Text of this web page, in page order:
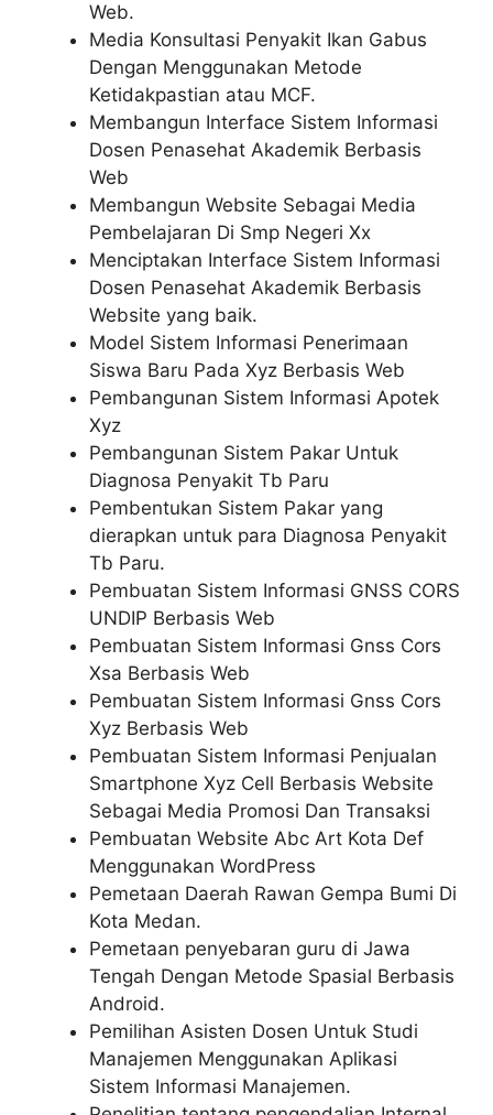
Web.
Media Konsultasi Penyakit Ikan Gabus
Dengan Menggunakan Metode
Ketidakpastian atau MCF.
Membangun Interface Sistem Informasi
Dosen Penasehat Akademik Berbasis
Web
Membangun Website Sebagai Media
Pembelajaran Di Smp Negeri Xx
Menciptakan Interface Sistem Informasi
Dosen Penasehat Akademik Berbasis
Website yang baik.
Model Sistem Informasi Penerimaan
Siswa Baru Pada Xyz Berbasis Web
Pembangunan Sistem Informasi Apotek
Xyz
Pembangunan Sistem Pakar Untuk
Diagnosa Penyakit Tb Paru
Pembentukan Sistem Pakar yang
dierapkan untuk para Diagnosa Penyakit
Tb Paru.
Pembuatan Sistem Informasi GNSS CORS
UNDIP Berbasis Web
Pembuatan Sistem Informasi Gnss Cors
Xsa Berbasis Web
Pembuatan Sistem Informasi Gnss Cors
Xyz Berbasis Web
Pembuatan Sistem Informasi Penjualan
Smartphone Xyz Cell Berbasis Website
Sebagai Media Promosi Dan Transaksi
Pembuatan Website Abc Art Kota Def
Menggunakan WordPress
Pemetaan Daerah Rawan Gempa Bumi Di
Kota Medan.
Pemetaan penyebaran guru di Jawa
Tengah Dengan Metode Spasial Berbasis
Android.
Pemilihan Asisten Dosen Untuk Studi
Manajemen Menggunakan Aplikasi
Sistem Informasi Manajemen.